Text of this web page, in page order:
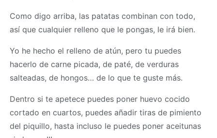
Como digo arriba, las patatas combinan con todo,
así que cualquier relleno que le pongas, le irá bien.
Yo he hecho el relleno de atún, pero tu puedes
hacerlo de carne picada, de paté, de verduras
salteadas, de hongos… de lo que te guste más.
Dentro si te apetece puedes poner huevo cocido
cortado en cuartos, puedes añadir tiras de pimiento
del piquillo, hasta incluso le puedes poner aceitunas